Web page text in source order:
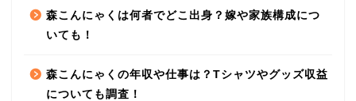
森こんにゃくは何者でどこ出身？嫁や家族構成につ
いても！
森こんにゃくの年収や仕事は？Tシャツやグッズ収益
についても調査！